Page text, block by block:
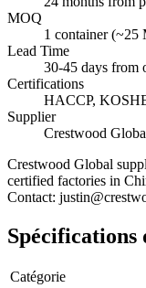
MOQ
1 container (~25
Lead Time
30-45 days from
Certifications
HACCP,
Supplier
Crestwood
Crestwood Global
certified factories in
Contact:
Catégorie